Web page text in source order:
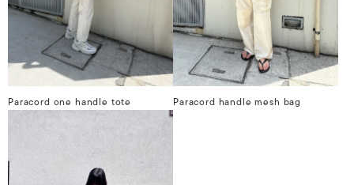
Paracord one handle tote Paracord handle mesh bag